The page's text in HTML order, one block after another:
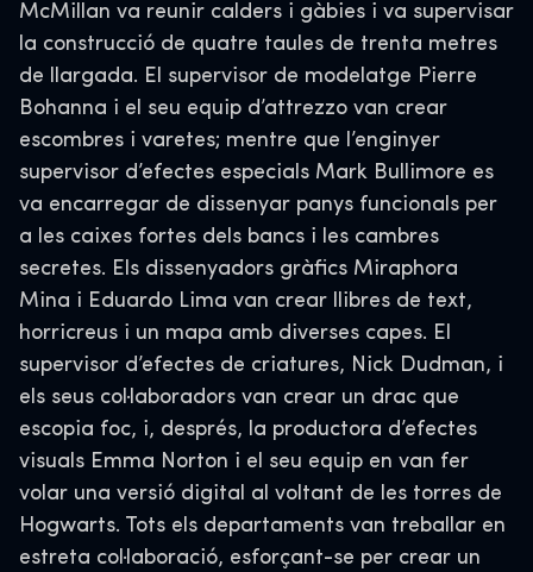
McMillan va reunir calders i gàbies i va supervisar
la construcció de quatre taules de trenta metres
de llargada. El supervisor de modelatge Pierre
Bohanna i el seu equip d’attrezzo van crear
escombres i varetes; mentre que l’enginyer
supervisor d’efectes especials Mark Bullimore es
va encarregar de dissenyar panys funcionals per
a les caixes fortes dels bancs i les cambres
secretes. Els dissenyadors gràfics Miraphora
Mina i Eduardo Lima van crear llibres de text,
horricreus i un mapa amb diverses capes. El
supervisor d’efectes de criatures, Nick Dudman, i
els seus col·laboradors van crear un drac que
escopia foc, i, després, la productora d’efectes
visuals Emma Norton i el seu equip en van fer
volar una versió digital al voltant de les torres de
Hogwarts. Tots els departaments van treballar en
estreta col·laboració, esforçant-se per crear un